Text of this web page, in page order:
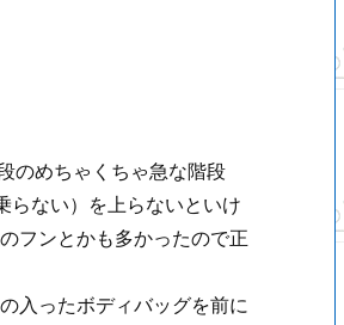
のめちゃくちゃ急な階段
らない）を上らないといけ
フンとかも多かったので正
入ったボディバッグを前に